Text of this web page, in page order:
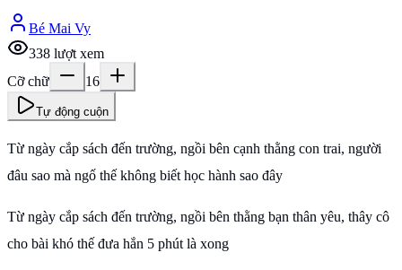
Bé Mai Vy
338 lượt xem
Cỡ chữ
16
Tự động cuộn
Từ ngày cắp sách đến trường, ngồi bên cạnh thằng con trai, người
đâu sao mà ngố thế không biết học hành sao đây
Từ ngày cắp sách đến trường, ngồi bên thằng bạn thân yêu, thây cô
cho bài khó thế đưa hắn 5 phút là xong